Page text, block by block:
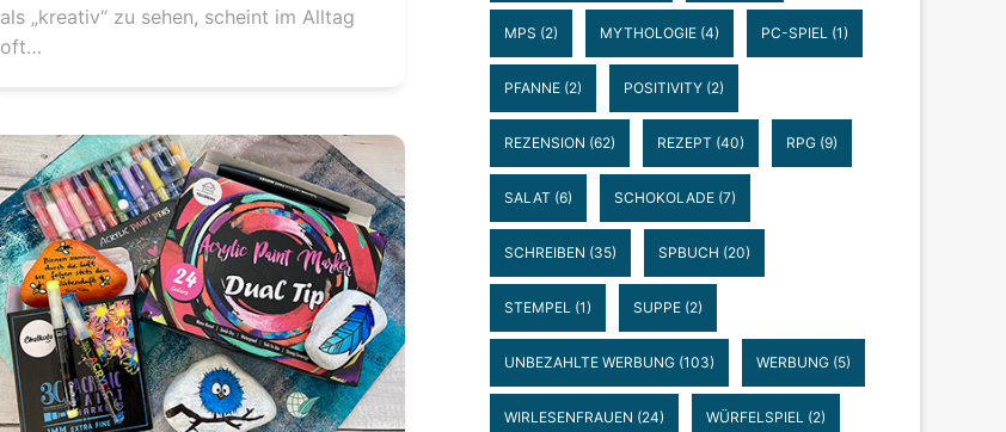
als „kreativ“ zu sehen, scheint im Alltag
oft…
MPS (2) MYTHOLOGIE (4) PC-SPIEL (1)
PFANNE (2) POSITIVITY (2)
REZENSION (62) REZEPT (40) RPG (9)
SALAT (6) SCHOKOLADE (7)
SCHREIBEN (35) SPBUCH (20)
STEMPEL (1) SUPPE (2)
UNBEZAHLTE WERBUNG (103) WERBUNG (5)
WIRLESENFRAUEN (24) WÜRFELSPIEL (2)